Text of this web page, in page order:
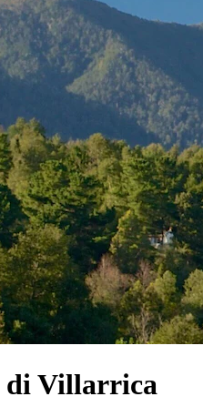
di Villarrica